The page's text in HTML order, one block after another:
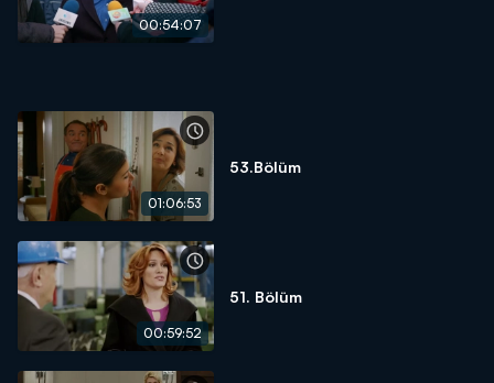
00:54:07
01:06:53
53.Bölüm
00:59:52
51. Bölüm